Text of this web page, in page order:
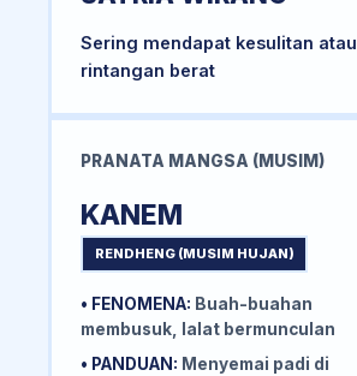
Sering mendapat kesulitan atau
rintangan berat
PRANATA MANGSA (MUSIM)
KANEM
RENDHENG (MUSIM HUJAN)
• FENOMENA: Buah-buahan
membusuk, lalat bermunculan
• PANDUAN: Menyemai padi di